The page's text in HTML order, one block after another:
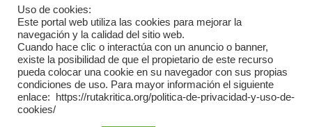
Home Análisis Carrito RK Contactos Documental Gracias !
Multimedia Página de ejemplo Pagina Principal Pago
Uso de cookies:
Este portal web utiliza las cookies para mejorar la
navegación y la calidad del sitio web.
Cuando hace clic o interactúa con un anuncio o banner,
existe la posibilidad de que el propietario de este recurso
pueda colocar una cookie en su navegador con sus propias
condiciones de uso. Para mayor información el siguiente
enlace: https://rutakritica.org/politica-de-privacidad-y-uso-de-
cookies/